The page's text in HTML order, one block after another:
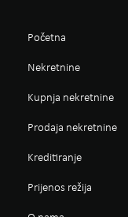
Početna
Nekretnine
Kupnja nekretnine
Prodaja nekretnine
Kreditiranje
Prijenos režija